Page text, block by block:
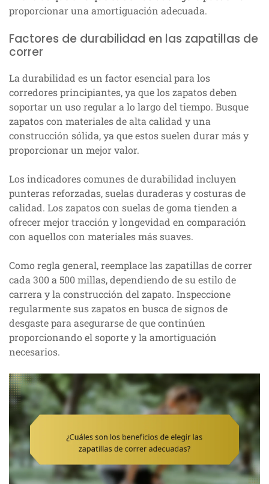
proporcionar una amortiguación adecuada.
Factores de durabilidad en las zapatillas de
correr
La durabilidad es un factor esencial para los
corredores principiantes, ya que los zapatos deben
soportar un uso regular a lo largo del tiempo. Busque
zapatos con materiales de alta calidad y una
construcción sólida, ya que estos suelen durar más y
proporcionar un mejor valor.
Los indicadores comunes de durabilidad incluyen
punteras reforzadas, suelas duraderas y costuras de
calidad. Los zapatos con suelas de goma tienden a
ofrecer mejor tracción y longevidad en comparación
con aquellos con materiales más suaves.
Como regla general, reemplace las zapatillas de correr
cada 300 a 500 millas, dependiendo de su estilo de
carrera y la construcción del zapato. Inspeccione
regularmente sus zapatos en busca de signos de
desgaste para asegurarse de que continúen
proporcionando el soporte y la amortiguación
necesarios.